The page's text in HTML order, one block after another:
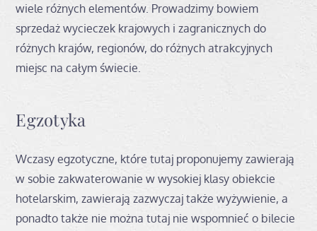
wiele różnych elementów. Prowadzimy bowiem
sprzedaż wycieczek krajowych i zagranicznych do
różnych krajów, regionów, do różnych atrakcyjnych
miejsc na całym świecie.
Egzotyka
Wczasy egzotyczne, które tutaj proponujemy zawierają
w sobie zakwaterowanie w wysokiej klasy obiekcie
hotelarskim, zawierają zazwyczaj także wyżywienie, a
ponadto także nie można tutaj nie wspomnieć o bilecie